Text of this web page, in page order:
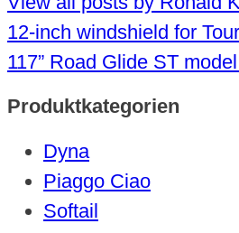
12-inch windshield for
117” Road Glide ST
Produktkategorien
Dyna
Piaggo Ciao
Softail